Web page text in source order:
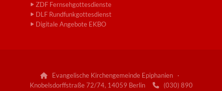
ZDF Fernsehgottesdienste
DLF Rundfunkgottesdienst
Digitale Angebote EKBO
Evangelische Kirchengemeinde Epiphanien ·
Knobelsdorffstraße 72/74, 14059 Berlin
(030) 890